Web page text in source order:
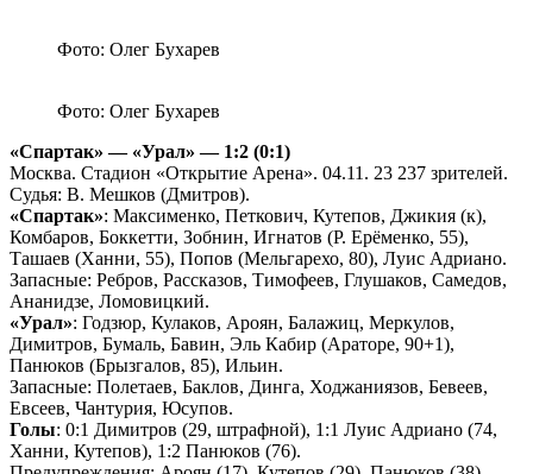
Фото: Олег Бухарев
Фото: Олег Бухарев
«Спартак» — «Урал» — 1:2 (0:1)
Москва. Стадион «Открытие Арена». 04.11. 23 237 зрителей.
Судья: В. Мешков (Дмитров).
«Спартак»: Максименко, Петкович, Кутепов, Джикия (к),
Комбаров, Боккетти, Зобнин, Игнатов (Р. Ерёменко, 55),
Ташаев (Ханни, 55), Попов (Мельгарехо, 80), Луис Адриано.
Запасные: Ребров, Рассказов, Тимофеев, Глушаков, Самедов,
Ананидзе, Ломовицкий.
«Урал»: Годзюр, Кулаков, Ароян, Балажиц, Меркулов,
Димитров, Бумаль, Бавин, Эль Кабир (Араторе, 90+1),
Панюков (Брызгалов, 85), Ильин.
Запасные: Полетаев, Баклов, Динга, Ходжаниязов, Бевеев,
Евсеев, Чантурия, Юсупов.
Голы: 0:1 Димитров (29, штрафной), 1:1 Луис Адриано (74,
Ханни, Кутепов), 1:2 Панюков (76).